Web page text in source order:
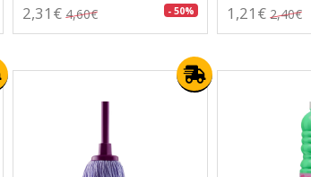
2,31€ 4,60€ - 50% 1,21€ 2,40€